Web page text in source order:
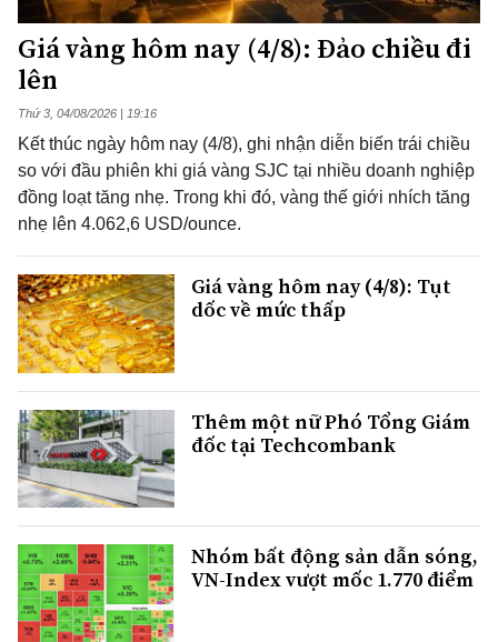
Giá vàng hôm nay (4/8): Đảo chiều đi
lên
Thứ 3, 04/08/2026 | 19:16
Kết thúc ngày hôm nay (4/8), ghi nhận diễn biến trái chiều
so với đầu phiên khi giá vàng SJC tại nhiều doanh nghiệp
đồng loạt tăng nhẹ. Trong khi đó, vàng thế giới nhích tăng
nhẹ lên 4.062,6 USD/ounce.
Giá vàng hôm nay (4/8): Tụt
dốc về mức thấp
Thêm một nữ Phó Tổng Giám
đốc tại Techcombank
Nhóm bất động sản dẫn sóng,
VN-Index vượt mốc 1.770 điểm